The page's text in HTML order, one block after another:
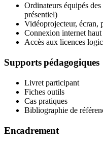
Ordinateurs équipés
présentiel)
Vidéoprojecteur, écran,
Connexion internet
Accès aux licences
Supports pédagogiques
Livret participant
Fiches outils
Cas pratiques
Bibliographie de
Encadrement